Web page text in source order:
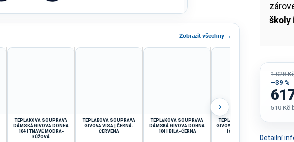
Zobrazit všechny →
TEPLÁKOVÁ SOUPRAVA
DÁMSKÁ GIVOVA DONNA
104 | TMAVĚ MODRÁ-
RŮŽOVÁ
TEPLÁKOVÁ SOUPRAVA
GIVOVA VISA | ČERNÁ-
ČERVENÁ
TEPLÁKOVÁ SOUPRAVA
DÁMSKÁ GIVOVA DONNA
104 | BÍLÁ-ČERNÁ
TEPLÁKOVÁ SOUPRAVA
GIVOVA ROMA | S KAPUCÍ
| ČERNÁ-ZELENÁ
›
školy
Detailní
1 028
–39 %
510 Kč